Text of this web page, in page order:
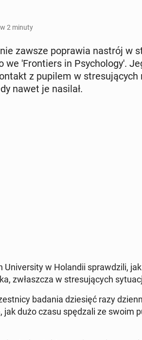
2 minuty
zawsze po­pra­wia nastrój w
we 'Fron­tiers in Psy­cho­lo­gy'.
z pupilem w stre­su­ją­cych
nawet je nasilał.
Uni­ver­si­ty w Ho­lan­dii spraw­dzi­li,
zwłasz­cza w stre­su­ją­cych
badania dzie­sięć razy
jak dużo czasu spę­dza­li ze swoim